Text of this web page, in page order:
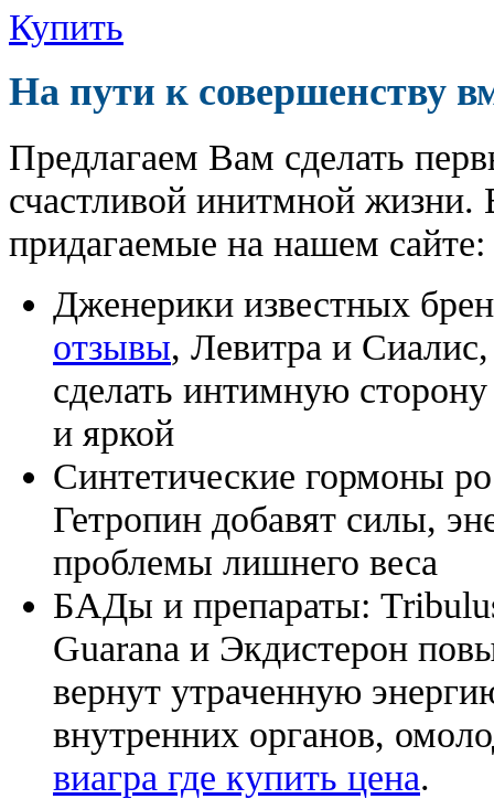
Купить
На пути к совершенству
Предлагаем Вам сделать
счастливой инитмной жизни.
придагаемые на нашем сайте:
Дженерики известных
отзывы, Левитра и
сделать интимную
и яркой
Синтетические гормоны
Гетропин добавят силы,
проблемы лишнего веса
БАДы и препараты:
Guarana и Экдистерон
вернут утраченную
внутренних органов,
виагра где купить цена.